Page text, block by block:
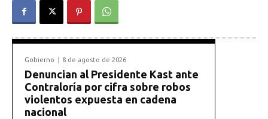
Gobierno 8 de agosto de 2026
Denuncian al Presidente Kast ante
Contraloría por cifra sobre robos
violentos expuesta en cadena
nacional